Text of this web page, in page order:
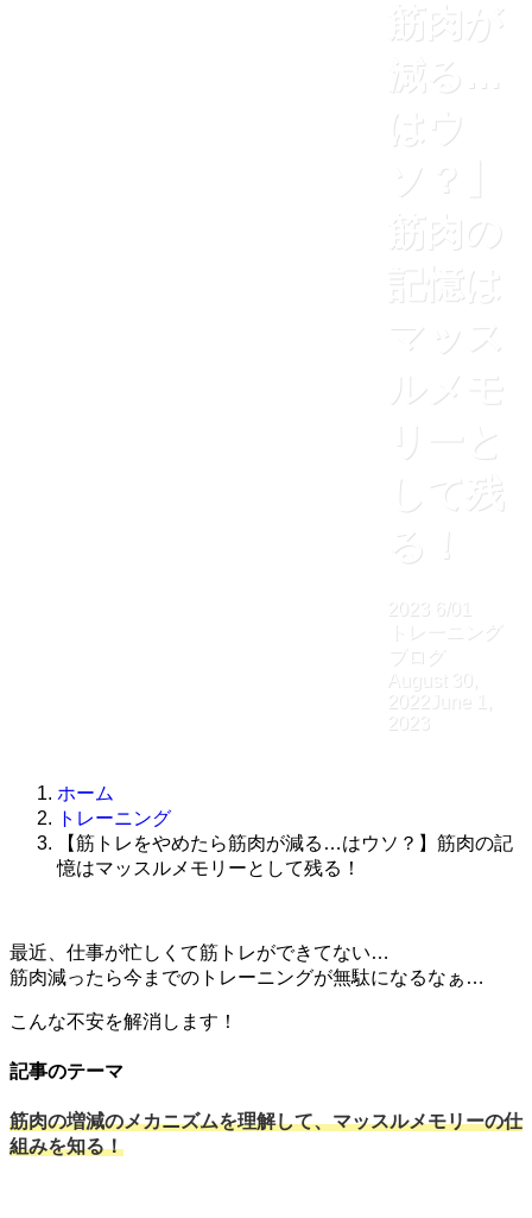
筋肉が
減る…
はウ
ソ？】
筋肉の
記憶は
マッス
ルメモ
リーと
して残
る！
2023 6/01
トレーニング
ブログ
August 30,
2022 June 1,
2023
ホーム
トレーニング
【筋トレをやめたら筋肉が減る…はウソ？】筋肉の記
憶はマッスルメモリーとして残る！
最近、仕事が忙しくて筋トレができてない…
筋肉減ったら今までのトレーニングが無駄になるなぁ…
こんな不安を解消します！
記事のテーマ
筋肉の増減のメカニズムを理解して、マッスルメモリーの仕
組みを知る！